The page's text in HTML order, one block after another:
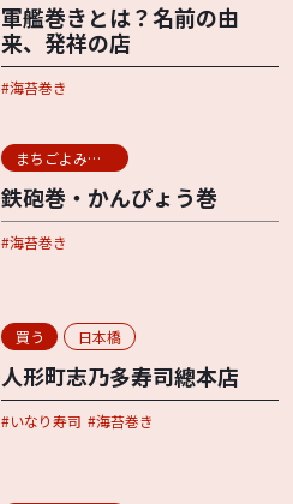
軍艦巻きとは？名前の由
来、発祥の店
海苔巻き
まちごよみ用語辞典
鉄砲巻・かんぴょう巻
海苔巻き
買う 日本橋
人形町志乃多寿司總本店
いなり寿司 海苔巻き